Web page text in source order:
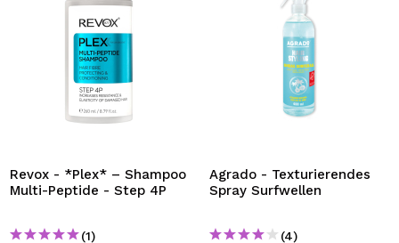
Revox - *Plex* – Shampoo
Multi-Peptide - Step 4P
(1)
Agrado - Texturierendes
Spray Surfwellen
(4)